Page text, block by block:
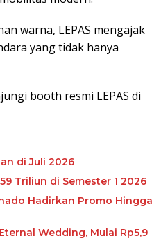
warna, LEPAS mengajak
yang tidak hanya
booth resmi LEPAS di
di Juli 2026
Triliun di Semester 1 2026
Hadirkan Promo Hingga
Wedding, Mulai Rp5,9